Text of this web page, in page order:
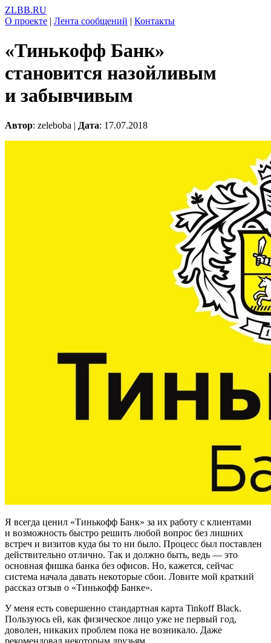
ZLBB.RU
О проекте | Лента сообщений | Контакты
«Тинькофф Банк»
становится назойливым
и забывчивым
Автор: zeleboba | Дата: 17.07.2018
Я всегда ценил «Тинькофф Банк» за их работу с клиентами
и возможность быстро решить любой вопрос без лишних
встреч и визитов куда бы то ни было. Процесс был поставлен
действительно отлично. Так и должно быть, ведь — это
основная фишка банка без офисов. Но, кажется, сейчас
система начала давать некоторые сбои. Ловите мой краткий
рассказ отзыв о «Тинькофф Банке».
У меня есть совершенно стандартная карта Tinkoff Black.
Пользуюсь ей, как физическое лицо уже не первый год,
доволен, никаких проблем пока не возникало. Даже
рекомендовал некоторым друзьям.